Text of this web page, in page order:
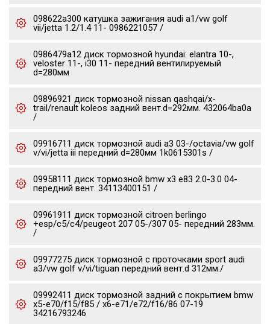
098622a300 катушка зажигания audi a1/vw golf
vii/jetta 1.2/1.4 11- 0986221057 /
0986479a12 диск тормозной hyundai: elantra 10-,
veloster 11-, i30 11- передний вентилируемый
d=280мм
09896921 диск тормозной nissan qashqai/x-
trail/renault koleos задний вент.d=292мм. 432064ba0a
/
09916711 диск тормозной audi a3 03-/octavia/vw golf
v/vi/jetta iii передний d=280мм 1k0615301s /
09958111 диск тормозной bmw x3 e83 2.0-3.0 04-
передний вент. 34113400151 /
09961911 диск тормозной citroen berlingo
+esp/c5/c4/peugeot 207 05-/307 05- передний 283мм.
/
09977275 диск тормозной c проточками sport audi
a3/vw golf v/vi/tiguan передний вент.d 312мм./
09992411 диск тормозной задний с покрытием bmw
x5-e70/f15/f85 / x6-e71/e72/f16/86 07-19
34216793246